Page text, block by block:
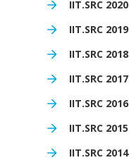
IIT.SRC 2020
IIT.SRC 2019
IIT.SRC 2018
IIT.SRC 2017
IIT.SRC 2016
IIT.SRC 2015
IIT.SRC 2014